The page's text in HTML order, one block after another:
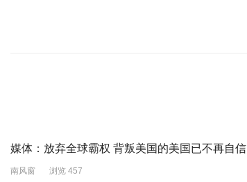
媒体：放弃全球霸权 背叛美国的美国已不再自信
南风窗 浏览 457